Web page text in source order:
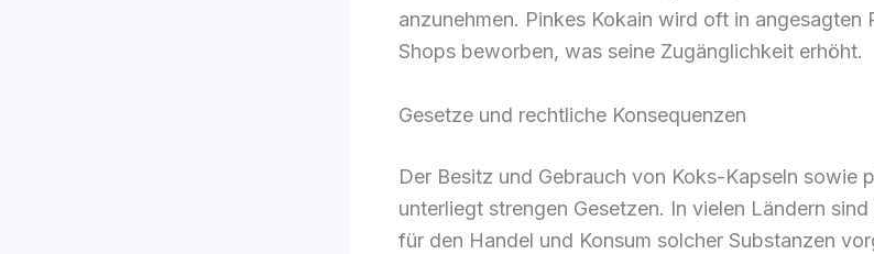
anzunehmen. Pinkes Kokain wird oft in angesagten
Shops beworben, was seine Zugänglichkeit erhöht.
Gesetze und rechtliche Konsequenzen
Der Besitz und Gebrauch von Koks-Kapseln sowie
unterliegt strengen Gesetzen. In vielen Ländern
für den Handel und Konsum solcher Substanzen